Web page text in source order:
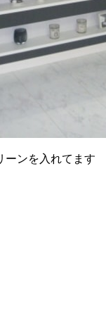
ーンを入れてます